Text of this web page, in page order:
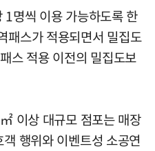
명씩 이용 가능하도록 한
패스가 적용되면서 밀집도
스 적용 이전의 밀집도보
이상 대규모 점포는 매장
행위와 이벤트성 소공연